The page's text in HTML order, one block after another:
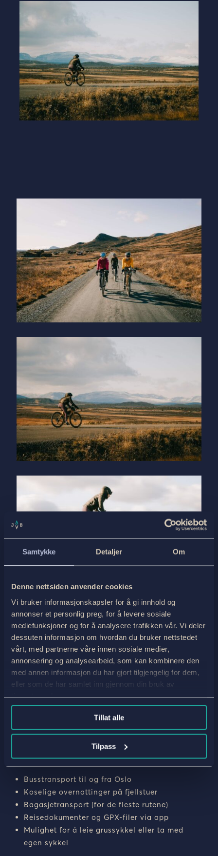
Samtykke Detaljer Om
Denne nettsiden anvender cookies
Vi bruker informasjonskapsler for å gi innhold og
annonser et personlig preg, for å levere sosiale
mediefunksjoner og for å analysere trafikken vår. Vi deler
dessuten informasjon om hvordan du bruker nettstedet
vårt, med partnerne våre innen sosiale medier,
annonsering og analysearbeid, som kan kombinere den
med annen informasjon du har gjort tilgjengelig for dem,
eller som de har samlet inn gjennom din bruk av
tjenestene deres.
Tillat alle
Tilpass
ALT DU TRENGER Å VITE OM
VÅRE GRAVEL BIKE TURER I
NORGE
fredag, kl. 09:00–15:00. Du kan nå oss på
telefon+47 91 11 11 30eller via e-post på
Dette tilbyr vi:
Busstransport til og fra Oslo
Koselige overnattinger på fjellstuer
Bagasjetransport (for de fleste rutene)
Reisedokumenter og GPX-filer via app
Mulighet for å leie grussykkel eller ta med
egen sykkel